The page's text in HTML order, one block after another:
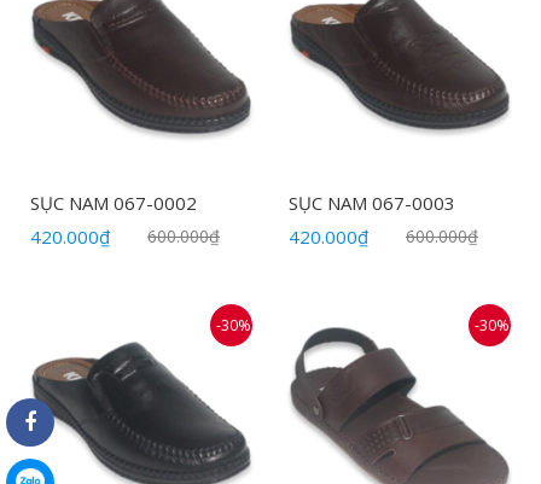
SỤC NAM 067-0002
420.000₫
600.000₫
SỤC NAM 067-0003
420.000₫
600.000₫
-30% -30%